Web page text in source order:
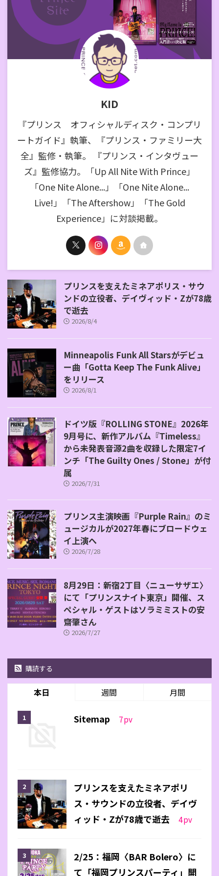
KID
『プリンス オフィシャルディスク・コンプリ
ートガイド』執筆、『プリンス・ファミリー大
全』監修・執筆。 『プリンス・インタヴュー
ズ』監修協力。「Up All Nite With Prince」
「One Nite Alone...」「One Nite Alone...
Live!」「The Aftershow」「The Gold
Experience」に対談掲載。
プリンスを支えたミネアポリス・サウ
ンドの立役者、デイヴィッド・Zが78歳
で逝去
2026/8/4
Minneapolis Funk All Starsがデビュ
ー曲「Gotta Keep The Funk Alive」
をリリース
2026/8/1
ドイツ版『ROLLING STONE』2026年
9月号に、新作アルバム『Timeless』
から未発表音源2曲を収録した限定7イ
ンチ「The Guilty Ones / Stone」が付
属
2026/7/31
プリンス主演映画『Purple Rain』のミ
ュージカルが2027年春にブロードウェ
イ上演へ
2026/7/28
8月29日：新宿2丁目〈ニューサザエ〉
にて「プリンスナイト東京」開催、ス
ペシャル・ゲストはソラミミストの安
齋肇さん
2026/7/27
購読する
本日 週間 月間
Sitemap 7pv
プリンスを支えたミネアポリ
ス・サウンドの立役者、デイヴ
ィッド・Zが78歳で逝去
4pv
2/25：福岡〈BAR Bolero〉に
て「福岡プリンスパーティ」開